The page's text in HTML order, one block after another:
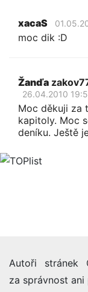
xacaS
moc dik :D
Žanďa
26.04.2010
Moc děkuji za
kapitoly. Moc
deníku. Ještě
Autoři stránek
za správnost